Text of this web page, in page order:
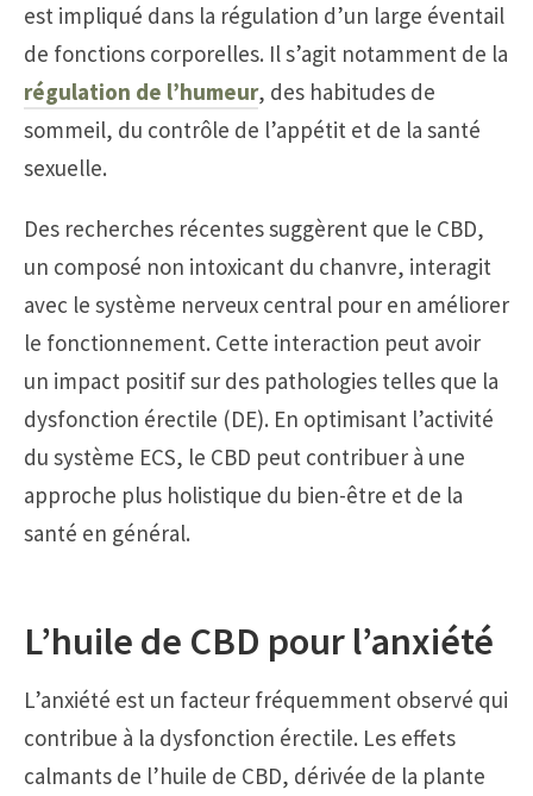
est impliqué dans la régulation d’un large éventail
de fonctions corporelles. Il s’agit notamment de la
régulation de l’humeur, des habitudes de
sommeil, du contrôle de l’appétit et de la santé
sexuelle.
Des recherches récentes suggèrent que le CBD,
un composé non intoxicant du chanvre, interagit
avec le système nerveux central pour en améliorer
le fonctionnement. Cette interaction peut avoir
un impact positif sur des pathologies telles que la
dysfonction érectile (DE). En optimisant l’activité
du système ECS, le CBD peut contribuer à une
approche plus holistique du bien-être et de la
santé en général.
L’huile de CBD pour l’anxiété
L’anxiété est un facteur fréquemment observé qui
contribue à la dysfonction érectile. Les effets
calmants de l’huile de CBD, dérivée de la plante